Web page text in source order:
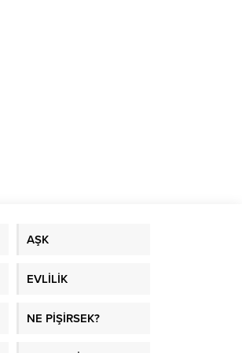
AŞK
EVLİLİK
NE PİŞİRSEK?